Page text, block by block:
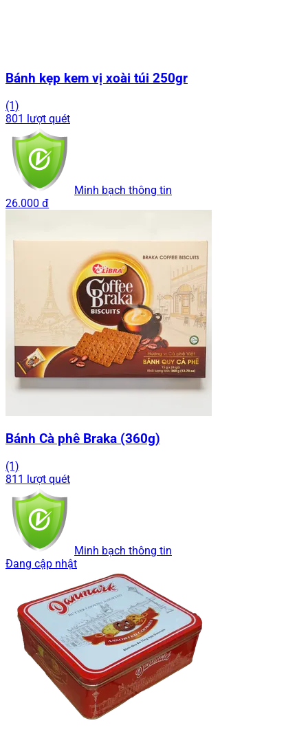
Bánh kẹp kem vị xoài túi 250gr
(1)
801 lượt quét
Minh bạch thông tin
26.000 đ
Bánh Cà phê Braka (360g)
(1)
811 lượt quét
Minh bạch thông tin
Đang cập nhật